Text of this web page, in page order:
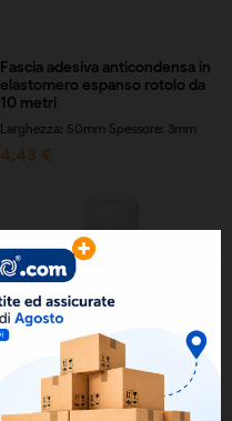
Fascia adesiva anticondensa in
elastomero espanso rotolo da
10 metri
Larghezza: 50mm Spessore: 3mm
4,43 €
Benda vinilica in pvc rotolo da